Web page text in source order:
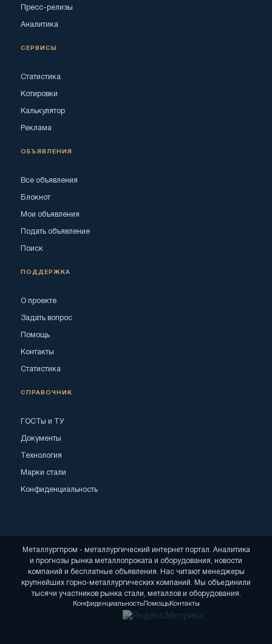
Пресс-релизы
Аналитика
СЕРВИСЫ
Статистика
Котировки
Калькулятор
Реклама
ОБЪЯВЛЕНИЯ
Все объявления
Блокнот
Мои объявления
Подать объявление
Поиск
ПОДДЕРЖКА
О проекте
Задать вопрос
Помощь
Контакты
Статистика
СПРАВОЧНИК
ГОСТы и ТУ
Документы
Технология
Марки стали
Конфиденциальность
Металлургпром - металлургический интернет портал. Аналитика
и прогнозы рынка металлопроката и оборудования, новости
компаний и бесплатные объявления. Нас читают менеджеры
крупнейших горно-металлургических компаний. Мы объединили
тысячи участников рынка стали, металлов и оборудования.
КонфиденциальностьПомощьКонтакты